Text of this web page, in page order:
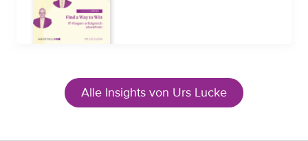
Alle Insights von Urs Lucke